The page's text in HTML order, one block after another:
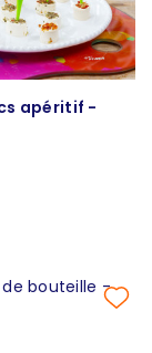
apéritif -